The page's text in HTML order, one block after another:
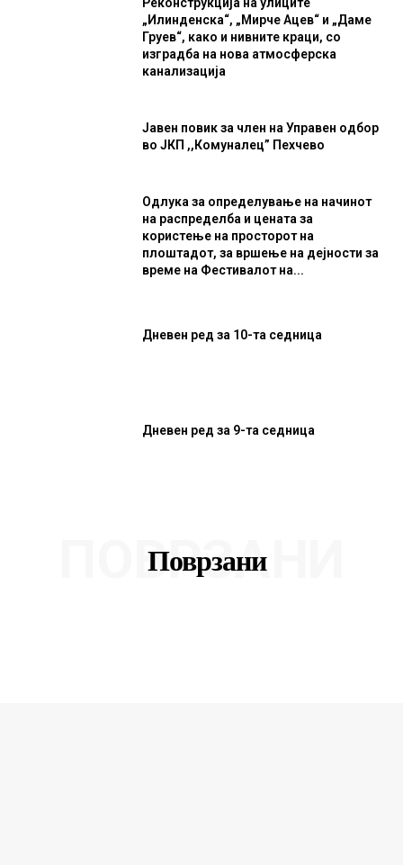
„Илинденска“, „Мирче Ацев“ и „Даме
Груев“, како и нивните краци, со
изградба на нова атмосферска
канализација
Јавен повик за член на Управен одбор
во ЈКП ,,Комуналец” Пехчево
Одлука за определување на начинот
на распределба и цената за
користење на просторот на
плоштадот, за вршење на дејности за
време на Фестивалот на...
Дневен ред за 10-та седница
Дневен ред за 9-та седница
Поврзани
ПОВРЗАНИ